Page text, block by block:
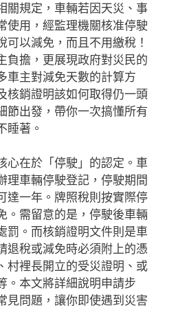
關規定，車輛若因天災、事
使用，經監理機關核准停駛
可以減免，而且不用繳稅！
負擔，更展現政府對災民的
車主對減免天數的計算方
核銷證明該如何取得仍一頭
節出發，帶你一次搞懂所有
睡著。
心在於「停駛」的認定。車
理車輛停駛登記，停駛期間
達一年。牌照稅則按實際停
。需留意的是，停駛後車輛
罰。而核銷證明文件則是車
退稅或減免時必須附上的憑
村裡長開立的受災證明、或
。本文將詳細說明申請步
見問題，讓你即使遇到災害